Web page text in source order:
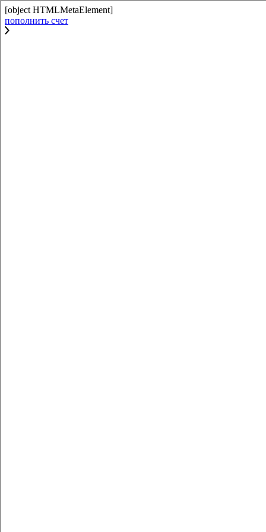
[object HTMLMetaElement]
пополнить счет